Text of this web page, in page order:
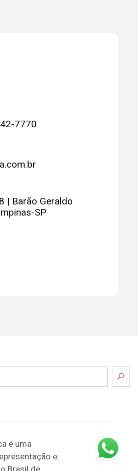
7770
| Barão Geraldo
SP
é uma
e